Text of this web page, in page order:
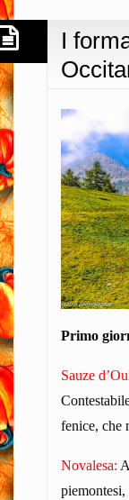
I
Primo
Sauze
fenice, che
Novalesa: